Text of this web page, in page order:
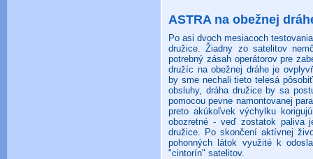
ASTRA na obežnej
Po asi dvoch mesiacoch
družice. Žiadny zo satelitov
potrebný zásah operátorov pre
družíc na obežnej dráhe je
by sme nechali tieto telesá
obsluhy, dráha družice by sa
pomocou pevne namontovanej
preto akúkoľvek výchylku
obozretné - veď zostatok paliva
družice. Po skončení aktívnej
pohonných látok využité k
"cintorín" satelitov.